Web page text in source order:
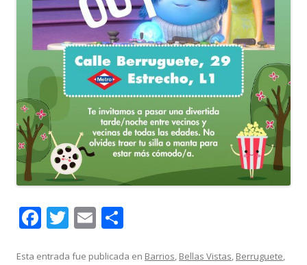
F T E
Esta entrada fue publicada en Barrios, Bellas Vistas, Berruguete,